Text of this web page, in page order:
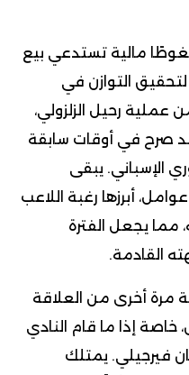
مالية تستدعي بيع
تاريخ 30 يونيو لتحقيق التوازن في
عملية رحيل الزلزولي،
صرح في أوقات سابقة
الإسباني. يبقى
أبرزها رغبة اللاعب
مما يجعل الفترة
القادمة.
مرة أخرى من العلاقة
خاصة إذا ما قام النادي
فيرجيلي. يمتلك